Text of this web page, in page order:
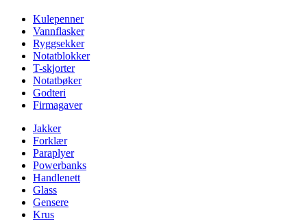
Kulepenner
Vannflasker
Ryggsekker
Notatblokker
T-skjorter
Notatbøker
Godteri
Firmagaver
Jakker
Forklær
Paraplyer
Powerbanks
Handlenett
Glass
Gensere
Krus